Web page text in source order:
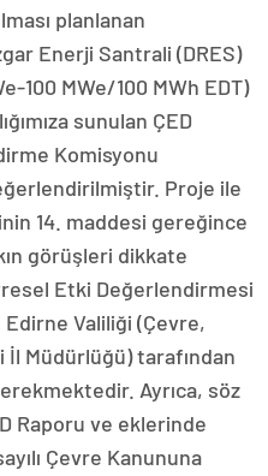
planlanan
Enerji Santrali (DRES)
100 MWe/100 MWh EDT)
sunulan ÇED
Komisyonu
Proje ile
14. maddesi gereğince
görüşleri dikkate
Etki Değerlendirmesi
Edirne Valiliği (Çevre,
Müdürlüğü) tarafından
Ayrıca, söz
Raporu ve eklerinde
Çevre Kanununa